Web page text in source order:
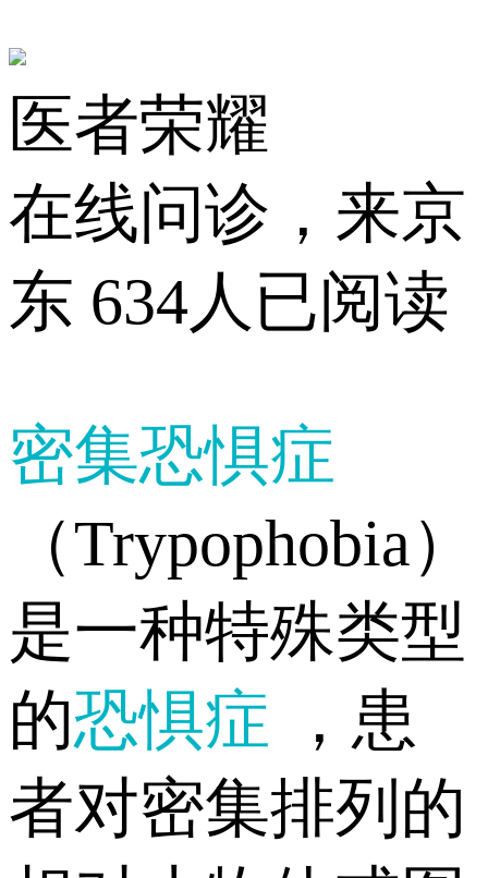
医者荣耀
在线问诊，来京
东 634人已阅读
密集恐惧症
（Trypophobia）
是一种特殊类型
的恐惧症
，患
者对密集排列的